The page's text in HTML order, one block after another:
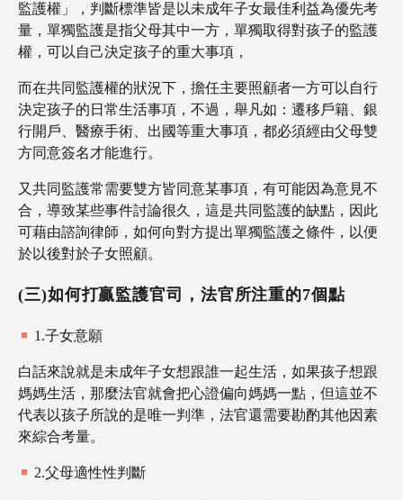
監護權」，判斷標準皆是以未成年子女最佳利益為優先考
量，單獨監護是指父母其中一方，單獨取得對孩子的監護
權，可以自己決定孩子的重大事項，
而在共同監護權的狀況下，擔任主要照顧者一方可以自行
決定孩子的日常生活事項，不過，舉凡如：遷移戶籍、銀
行開戶、醫療手術、出國等重大事項，都必須經由父母雙
方同意簽名才能進行。
又共同監護常需要雙方皆同意某事項，有可能因為意見不
合，導致某些事件討論很久，這是共同監護的缺點，因此
可藉由諮詢律師，如何向對方提出單獨監護之條件，以便
於以後對於子女照顧。
(三)如何打贏監護官司，法官所注重的7個點
1.子女意願
白話來說就是未成年子女想跟誰一起生活，如果孩子想跟
媽媽生活，那麼法官就會把心證偏向媽媽一點，但這並不
代表以孩子所說的是唯一判準，法官還需要勘酌其他因素
來綜合考量。
2.父母適性性判斷